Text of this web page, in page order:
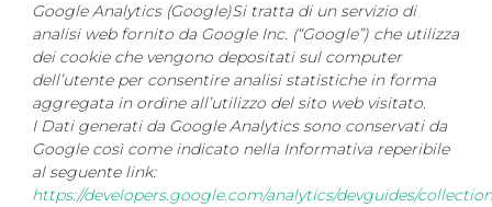
Google Analytics (Google)Si tratta di un servizio di
analisi web fornito da Google Inc. (“Google”) che utilizza
dei cookie che vengono depositati sul computer
dell’utente per consentire analisi statistiche in forma
aggregata in ordine all’utilizzo del sito web visitato.
I Dati generati da Google Analytics sono conservati da
Google così come indicato nella Informativa reperibile
al seguente link:
https://developers.google.com/analytics/devguides/